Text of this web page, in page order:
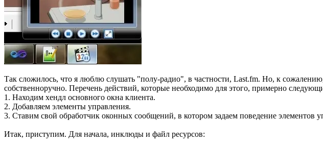
Так сложилось, что я люблю слушать "полу-радио", в частности, Last.fm. Но, к
собственноручно. Перечень действий, которые необходимо для этого, примерно
1. Находим хендл основного окна клиента.
2. Добавляем элементы управления.
3. Ставим свой обработчик оконных сообщений, в котором задаем поведение элементов
Итак, приступим. Для начала, инклюды и файл ресурсов: